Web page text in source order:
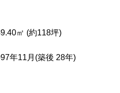
㎡ (約118坪)
年11月(築後 28年)